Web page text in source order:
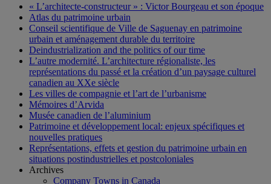
« L’architecte-constructeur » : Victor Bourgeau et son époque
Atlas du patrimoine urbain
Conseil scientifique de Ville de Saguenay en patrimoine
urbain et aménagement durable du territoire
Deindustrialization and the politics of our time
L’autre modernité. L’architecture régionaliste, les
représentations du passé et la création d’un paysage culturel
canadien au XXe siècle
Les villes de compagnie et l’art de l’urbanisme
Mémoires d’Arvida
Musée canadien de l’aluminium
Patrimoine et développement local: enjeux spécifiques et
nouvelles pratiques
Représentations, effets et gestion du patrimoine urbain en
situations postindustrielles et postcoloniales
Archives
Company Towns in Canada